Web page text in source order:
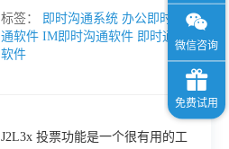
越来越多。本文将围绕着“10款适
用于企业团队沟通的顶级通讯工
具排行”，介绍 J2L3x 等十款顶级
标签： 即时沟通系统 办公即时沟
通软件 IM即时沟通软件 即时通讯
软件
J2L3x 投票功能是一个很有用的工